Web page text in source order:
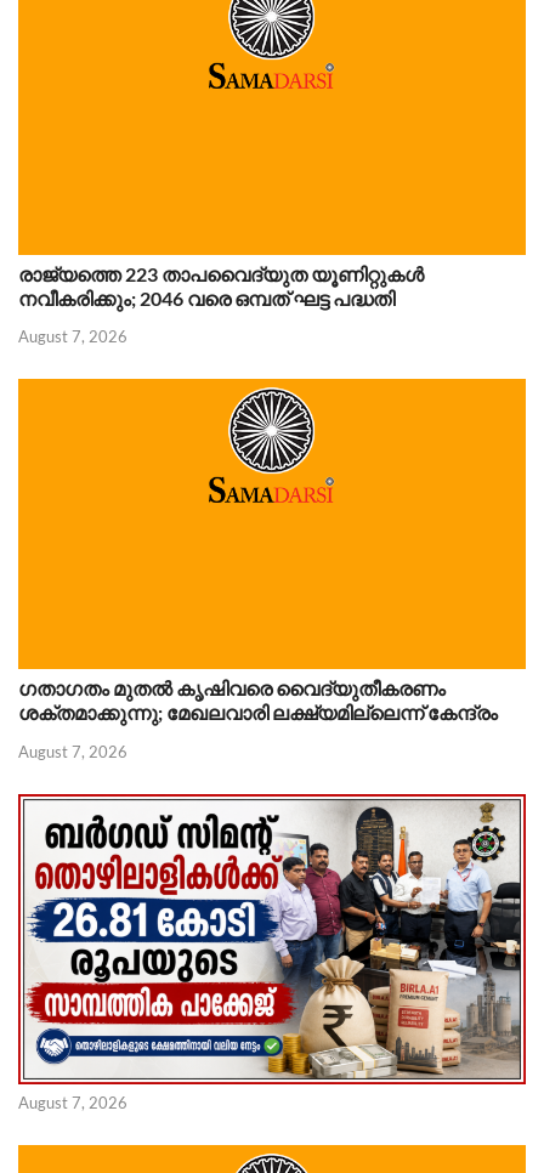
രാജ്യത്തെ 223 താപവൈദ്യുത യൂണിറ്റുകൾ
നവീകരിക്കും; 2046 വരെ ഒമ്പത് ഘട്ട പദ്ധതി
August 7, 2026
ഗതാഗതം മുതൽ കൃഷിവരെ വൈദ്യുതീകരണം
ശക്തമാക്കുന്നു; മേഖലവാരി ലക്ഷ്യമില്ലെന്ന് കേന്ദ്രം
August 7, 2026
August 7, 2026